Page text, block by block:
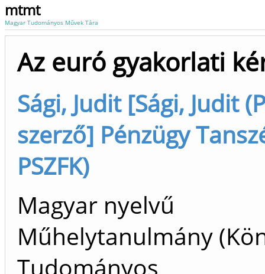
mtmt
Magyar Tudományos Művek Tára
Az euró gyakorlati
Sági, Judit [Sági, Judit
szerző] Pénzügy
PSZFK)
Magyar nyelvű
Műhelytanulmány
Tudományos